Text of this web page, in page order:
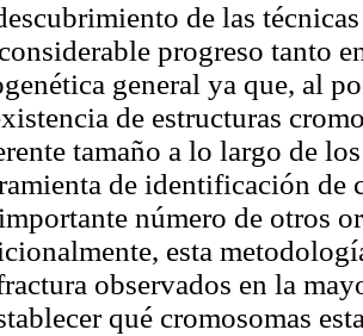
de las
progreso tanto
general ya que, al
de estructuras
tamaño a lo largo de
de identificación de
número de otros
esta
observados en la
qué cromosomas